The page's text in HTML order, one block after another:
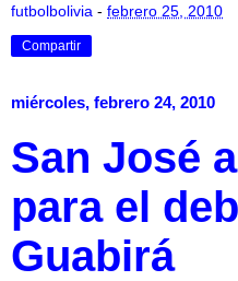
futbolbolivia - febrero 25, 2010
Compartir
miércoles, febrero 24, 2010
San José
para el
Guabirá